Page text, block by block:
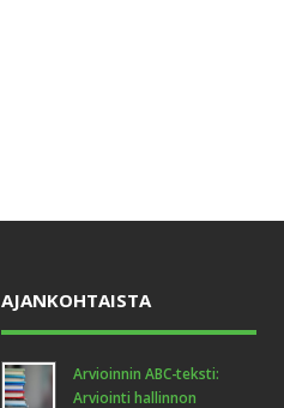
AJANKOHTAISTA
Arvioinnin ABC-teksti:
Arviointi hallinnon